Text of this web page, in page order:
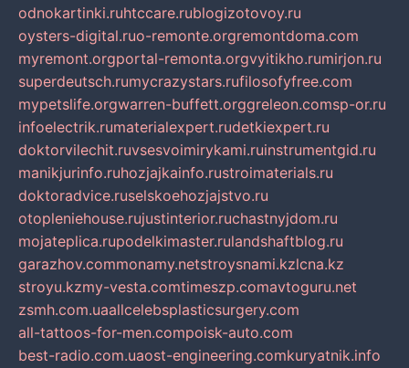
odnokartinki.ruhtccare.rublogizotovoy.ru
oysters-digital.ruo-remonte.orgremontdoma.com
myremont.orgportal-remonta.orgvyitikho.rumirjon.ru
superdeutsch.rumycrazystars.rufilosofyfree.com
mypetslife.orgwarren-buffett.orggreleon.comsp-or.ru
infoelectrik.rumaterialexpert.rudetkiexpert.ru
doktorvilechit.ruvsesvoimirykami.ruinstrumentgid.ru
manikjurinfo.ruhozjajkainfo.rustroimaterials.ru
doktoradvice.ruselskoehozjajstvo.ru
otopleniehouse.rujustinterior.ruchastnyjdom.ru
mojateplica.rupodelkimaster.rulandshaftblog.ru
garazhov.commonamy.netstroysnami.kzlcna.kz
stroyu.kzmy-vesta.comtimeszp.comavtoguru.net
zsmh.com.uaallcelebsplasticsurgery.com
all-tattoos-for-men.compoisk-auto.com
best-radio.com.uaost-engineering.comkuryatnik.info